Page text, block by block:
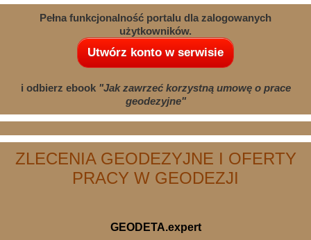
Pełna funkcjonalność portalu dla zalogowanych
użytkowników.
Utwórz konto w serwisie
i odbierz ebook "Jak zawrzeć korzystną umowę o prace
geodezyjne"
ZLECENIA GEODEZYJNE I OFERTY
PRACY W GEODEZJI
GEODETA.expert